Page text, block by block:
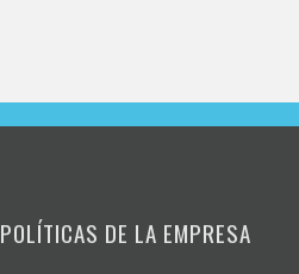
POLÍTICAS DE LA EMPRESA